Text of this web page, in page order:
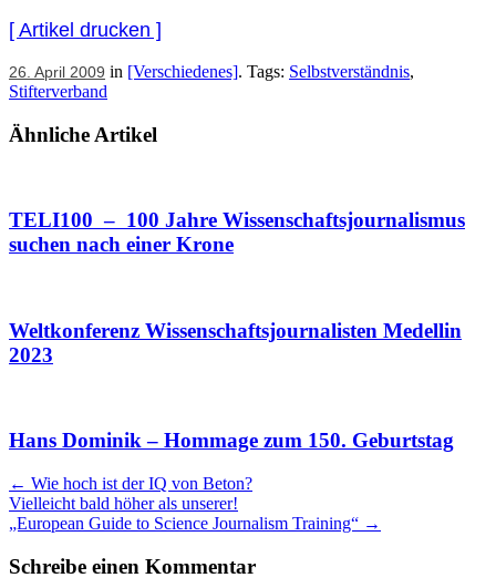
[ Artikel drucken ]
26. April 2009 in [Verschiedenes]. Tags: Selbstverständnis,
Stifterverband
Ähnliche Artikel
TELI100 – 100 Jahre Wissenschaftsjournalismus
suchen nach einer Krone
Weltkonferenz Wissenschaftsjournalisten Medellin
2023
Hans Dominik – Hommage zum 150. Geburtstag
Artikel
Navigation
← Wie hoch ist der IQ von Beton?
Vielleicht bald höher als unserer!
„European Guide to Science Journalism Training“ →
Schreibe einen Kommentar